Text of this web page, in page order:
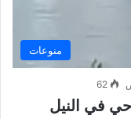
منوعات
62